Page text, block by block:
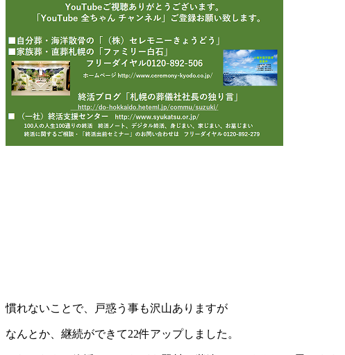
慣れないことで、戸惑う事も沢山ありますが
なんとか、継続ができて22件アップしました。